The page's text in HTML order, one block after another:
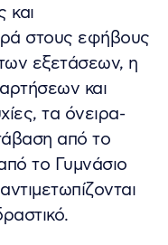
και
στους εφήβους
εξετάσεων, η
και
τα όνειρα-
από το
το Γυμνάσιο